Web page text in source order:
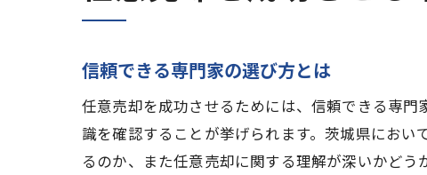
信頼できる専門家の選び方とは
任意売却を成功させるためには、信頼できる専
識を確認することが挙げられます。茨城県にお
るのか、また任意売却に関する理解が深いかど